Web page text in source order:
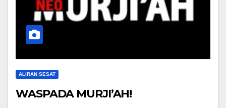
ALIRAN SESAT
WASPADA MURJI’AH!